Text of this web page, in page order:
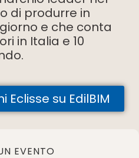
di produrre in
e che conta
in Italia e 10
Eclisse su EdilBIM
EVENTO